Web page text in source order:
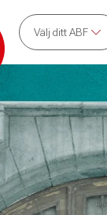
Välj ditt ABF